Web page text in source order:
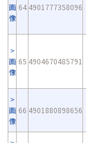
画
像
64 4901777358096
画
像
65 4904670485791
画
像
66 4901880898656